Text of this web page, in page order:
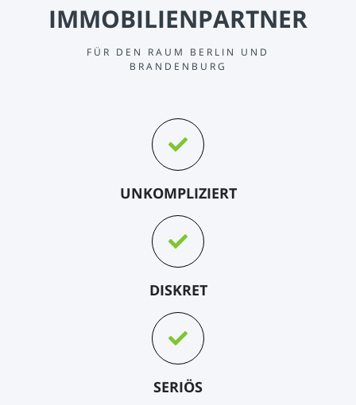
IMMOBILIENPARTNER
FÜR DEN RAUM BERLIN UND
BRANDENBURG
UNKOMPLIZIERT
DISKRET
SERIÖS